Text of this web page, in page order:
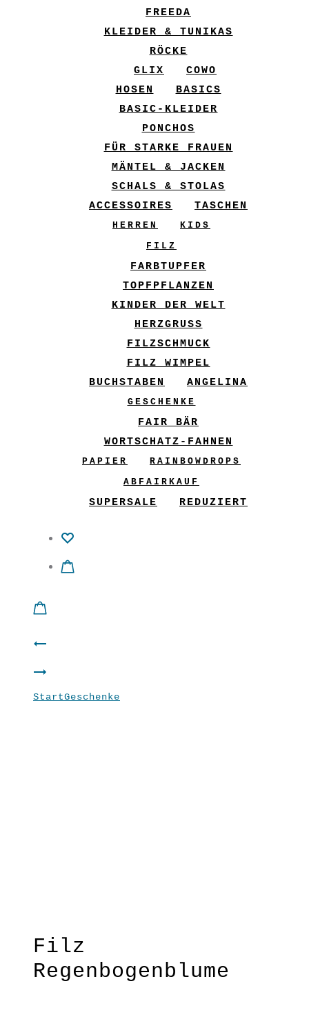
FREEDA
KLEIDER & TUNIKAS
RÖCKE
GLIX
COWO
HOSEN
BASICS
BASIC-KLEIDER
PONCHOS
FÜR STARKE FRAUEN
MÄNTEL & JACKEN
SCHALS & STOLAS
ACCESSOIRES
TASCHEN
HERREN
KIDS
FILZ
FARBTUPFER
TOPFPFLANZEN
KINDER DER WELT
HERZGRUSS
FILZSCHMUCK
FILZ WIMPEL
BUCHSTABEN
ANGELINA
GESCHENKE
FAIR BÄR
WORTSCHATZ-FAHNEN
PAPIER
RAINBOWDROPS
ABFAIRKAUF
SUPERSALE REDUZIERT
Product
navigation
Blau
Filz
Brosche
StartGeschenke
Filz
Regenbogenblume